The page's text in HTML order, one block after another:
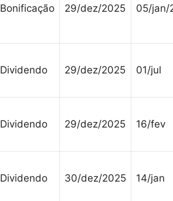
Bonificação 29/dez/2025 05/jan/
Dividendo 29/dez/2025 01/jul
Dividendo 29/dez/2025 16/fev
Dividendo 30/dez/2025 14/jan